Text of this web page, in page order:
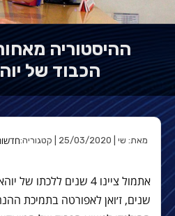
ההיסטוריה
הכבוד של
מאת: שי | 25/03/2020 | קטגוריה:
שנים, ז׳ואן לאפורטה בתמיכת